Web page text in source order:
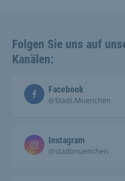
Folgen Sie uns auf
Kanälen:
Facebook
@Stadt.Muenchen
Instagram
@stadtmuenchen